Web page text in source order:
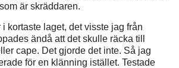
är skräddaren.
kortaste laget, det visste jag från
ändå att det skulle räcka till
cape. Det gjorde det inte. Så jag
för en klänning istället. Testade